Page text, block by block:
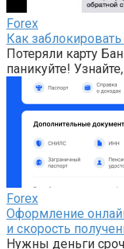
Forex
Как
Потеряли карту
паникуйте!
Forex
Оформление
и скорость
Нужны деньги